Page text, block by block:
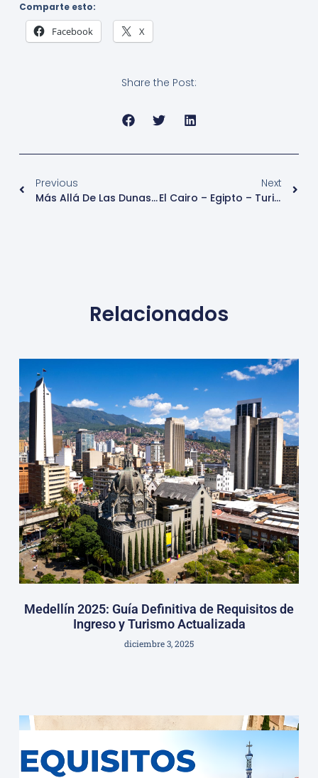
Comparte esto:
Facebook X
Share the Post:
Previous
Más Allá De Las Dunas: La Verdadera Esencia Del Sáhara Marroquí
Next
El Cairo – Egipto – Turismo
Relacionados
Medellín 2025: Guía Definitiva de Requisitos de
Ingreso y Turismo Actualizada
diciembre 3, 2025